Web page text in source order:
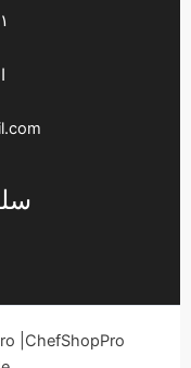
|ChefShopPro